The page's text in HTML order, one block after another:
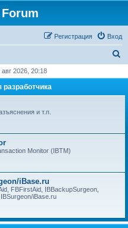
Вход
Регистрация
с
2026, 20:18
и т.п.
Monitor (IBTM)
iBase.ru
FBFirstAid, IBBackupSurgeon,
iBase.ru